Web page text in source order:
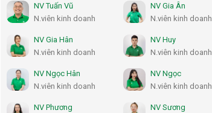
NV Tuấn Vũ
N.viên kinh doanh
NV Gia Ân
N.viên kinh doanh
NV Gia Hân
N.viên kinh doanh
NV Huy
N.viên kinh doanh
NV Ngọc Hân
N.viên kinh doanh
NV Ngọc
N.viên kinh doanh
NV Phương
NV Sương